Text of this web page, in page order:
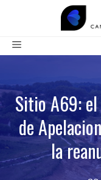
contenido
Menú
Sitio A69:
de
la